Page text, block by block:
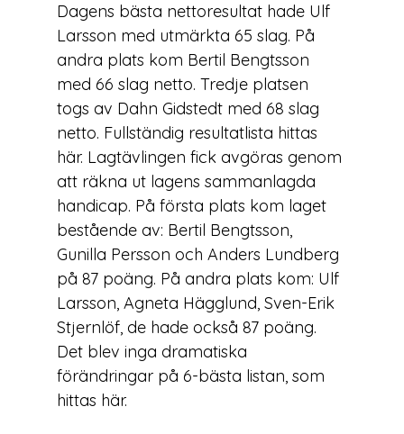
Dagens bästa nettoresultat hade Ulf
Larsson med utmärkta 65 slag. På
andra plats kom Bertil Bengtsson
med 66 slag netto. Tredje platsen
togs av Dahn Gidstedt med 68 slag
netto. Fullständig resultatlista hittas
här. Lagtävlingen fick avgöras genom
att räkna ut lagens sammanlagda
handicap. På första plats kom laget
bestående av: Bertil Bengtsson,
Gunilla Persson och Anders Lundberg
på 87 poäng. På andra plats kom: Ulf
Larsson, Agneta Hägglund, Sven-Erik
Stjernlöf, de hade också 87 poäng.
Det blev inga dramatiska
förändringar på 6-bästa listan, som
hittas här.